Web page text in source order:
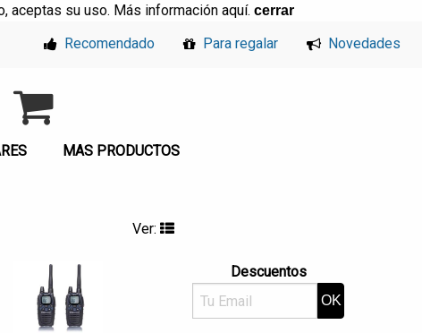
aceptas su uso. Más información aquí. cerrar
Recomendado Para regalar Novedades
MAS PRODUCTOS
Ver:
Descuentos